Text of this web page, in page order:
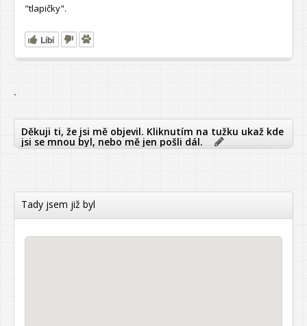
"tlapičky".
Líbí
`
Děkuji ti, že jsi mě objevil. Kliknutím na tužku ukaž kde
jsi se mnou byl, nebo mě jen pošli dál.
Tady jsem již byl